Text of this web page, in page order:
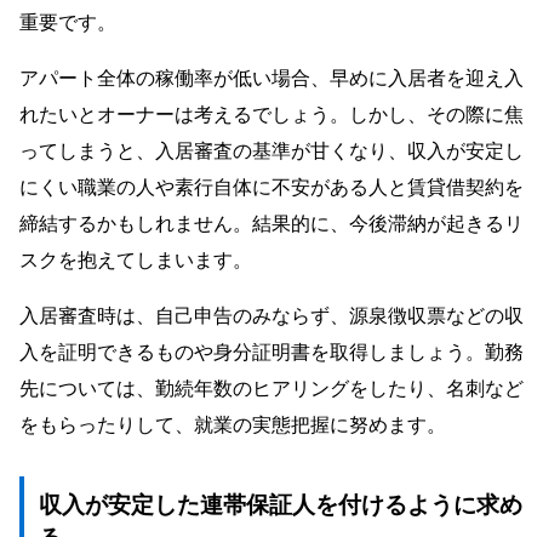
重要です。
アパート全体の稼働率が低い場合、早めに入居者を迎え入
れたいとオーナーは考えるでしょう。しかし、その際に焦
ってしまうと、入居審査の基準が甘くなり、収入が安定し
にくい職業の人や素行自体に不安がある人と賃貸借契約を
締結するかもしれません。結果的に、今後滞納が起きるリ
スクを抱えてしまいます。
入居審査時は、自己申告のみならず、源泉徴収票などの収
入を証明できるものや身分証明書を取得しましょう。勤務
先については、勤続年数のヒアリングをしたり、名刺など
をもらったりして、就業の実態把握に努めます。
収入が安定した連帯保証人を付けるように求め